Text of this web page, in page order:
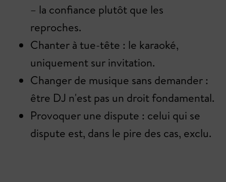
– la confiance plutôt que les
reproches.
Chanter à tue-tête : le karaoké,
uniquement sur invitation.
Changer de musique sans demander :
être DJ n'est pas un droit fondamental.
Provoquer une dispute : celui qui se
dispute est, dans le pire des cas, exclu.